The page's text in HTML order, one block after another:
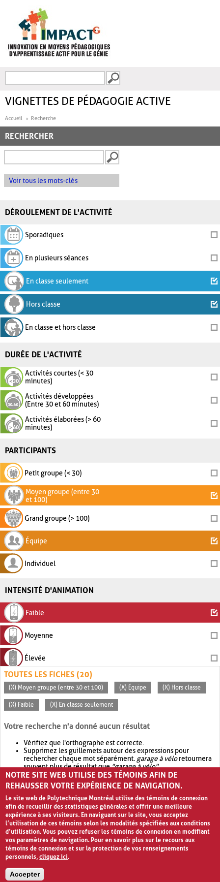
FORMULAIRE DE
VIGNETTES DE PÉDAGOGIE ACTIVE
Accueil Recherche
RECHERCHER
Voir tous les mots-clés
DÉROULEMENT DE L'ACTIVITÉ
Sporadiques
En plusieurs séances
En classe seulement
Hors classe
En classe et hors classe
DURÉE DE L'ACTIVITÉ
Activités courtes (< 30
minutes)
Activités développées
(Entre 30 et 60 minutes)
Activités élaborées (> 60
minutes)
PARTICIPANTS
Petit groupe (< 30)
Moyen groupe (entre 30
et 100)
Grand groupe (> 100)
Équipe
Individuel
INTENSITÉ D'ANIMATION
Faible
Moyenne
Élevée
TOUTES LES FICHES (20)
(X) Moyen groupe (entre 30 et 100) (X) Équipe (X) Hors classe
(X) Faible (X) En classe seulement
Votre recherche n'a donné aucun résultat
Vérifiez que l'orthographe est correcte.
Supprimez les guillemets autour des expressions pour
rechercher chaque mot séparément. garage à véloretournera
souvent plus de résultat que"garage à vélo".
Envisagez d'élargir votre recherche avec OR.garage OR vélo
retournera souvent plus de résultat quegarage à vélo
NOTRE SITE WEB UTILISE DES TÉMOINS AFIN DE
REHAUSSER VOTRE EXPÉRIENCE DE NAVIGATION.
Le site web de Polytechnique Montréal utilise des témoins de connexion
afin de recueillir des statistiques générales et offrir une meilleure
expérience à ses visiteurs. En naviguant sur le site, vous acceptez
l’utilisation de ces témoins selon les modalités spécifiées aux conditions
d’utilisation. Vous pouvez refuser les témoins de connexion en modifiant
vos paramètres de navigation. Pour en savoir plus sur le recours aux
témoins de connexion et sur la protection de vos renseignements
personnels,cliquez ici.
Accepter